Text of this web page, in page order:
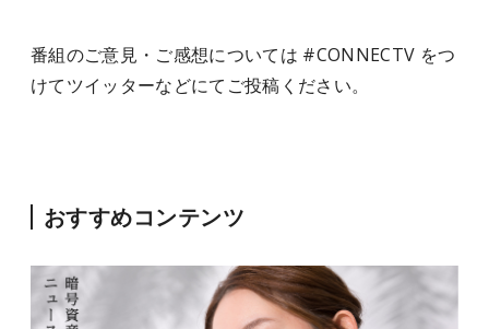
番組のご意見・ご感想については #CONNECTV をつ
けてツイッターなどにてご投稿ください。
おすすめコンテンツ